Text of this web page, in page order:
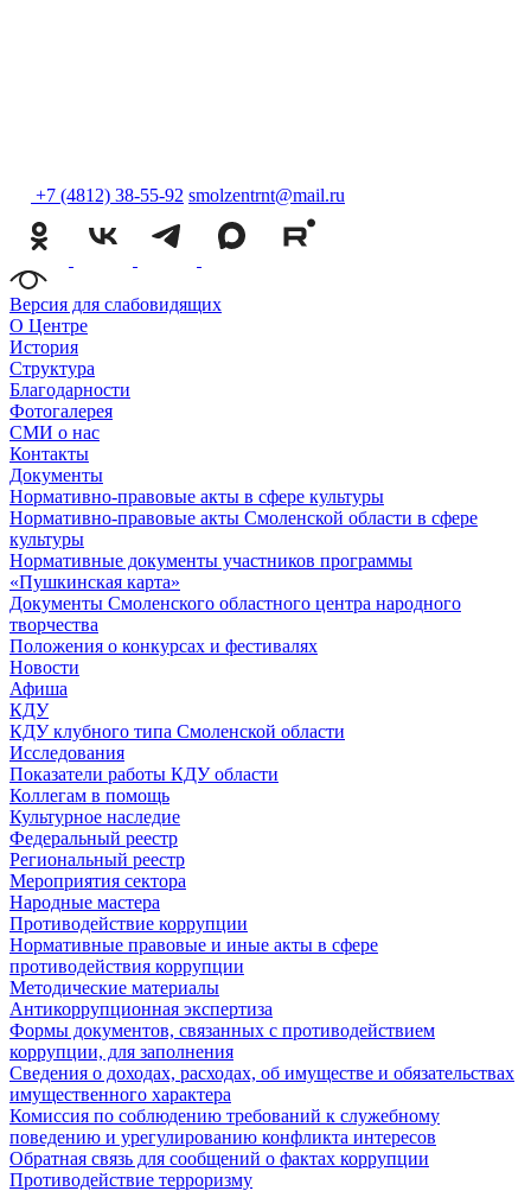
+7 (4812) 38-55-92 smolzentrnt@mail.ru
Версия для слабовидящих
О Центре
История
Структура
Благодарности
Фотогалерея
СМИ о нас
Контакты
Документы
Нормативно-правовые акты в сфере культуры
Нормативно-правовые акты Смоленской области в сфере
культуры
Нормативные документы участников программы
«Пушкинская карта»
Документы Смоленского областного центра народного
творчества
Положения о конкурсах и фестивалях
Новости
Афиша
КДУ
КДУ клубного типа Смоленской области
Исследования
Показатели работы КДУ области
Коллегам в помощь
Культурное наследие
Федеральный реестр
Региональный реестр
Мероприятия сектора
Народные мастера
Противодействие коррупции
Нормативные правовые и иные акты в сфере
противодействия коррупции
Методические материалы
Антикоррупционная экспертиза
Формы документов, связанных с противодействием
коррупции, для заполнения
Сведения о доходах, расходах, об имуществе и обязательствах
имущественного характера
Комиссия по соблюдению требований к служебному
поведению и урегулированию конфликта интересов
Обратная связь для сообщений о фактах коррупции
Противодействие терроризму